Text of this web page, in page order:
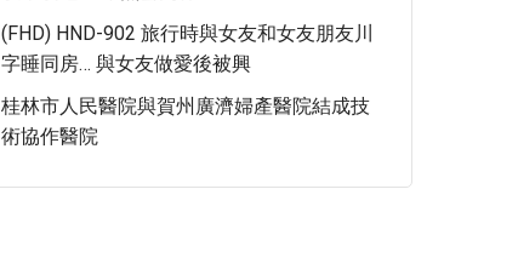
(FHD) HND-902 旅行時與女友和女友朋友川
字睡同房… 與女友做愛後被興
桂林市人民醫院與賀州廣濟婦產醫院結成技
術協作醫院